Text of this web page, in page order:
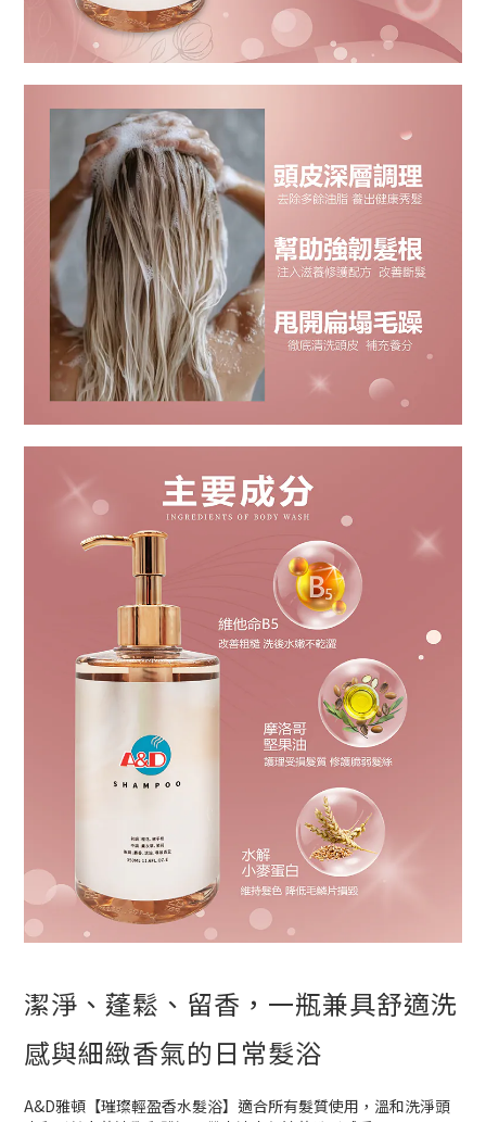
潔淨、蓬鬆、留香，一瓶兼具舒適洗
感與細緻香氣的日常髮浴
A&D雅頓【璀璨輕盈香水髮浴】適合所有髮質使用，溫和洗淨頭